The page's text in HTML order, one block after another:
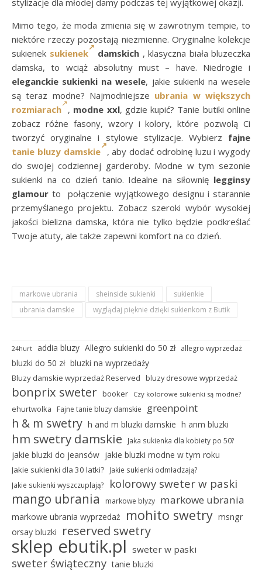
Mimo tego, że moda zmienia się w zawrotnym tempie, to
niektóre rzeczy pozostają niezmienne. Oryginalne kolekcje
sukienek sukienek damskich , klasyczna biała bluzeczka
damska, to wciąż absolutny must – have. Niedrogie i
eleganckie sukienki na wesele, jakie sukienki na wesele
są teraz modne? Najmodniejsze ubrania w większych
rozmiarach , modne xxl, gdzie kupić? Tanie butiki online
zobacz różne fasony, wzory i kolory, które pozwolą Ci
tworzyć oryginalne i stylowe stylizacje. Wybierz fajne
tanie bluzy damskie
, aby dodać odrobinę luzu i wygody
do swojej codziennej garderoby. Modne w tym sezonie
sukienki na co dzień tanio. Idealne na siłownię legginsy
glamour to połączenie wyjątkowego designu i starannie
przemyślanego projektu. Zobacz szeroki wybór wysokiej
jakości bielizna damska, która nie tylko będzie podkreślać
Twoje atuty, ale także zapewni komfort na co dzień.
markowe ubrania sheinside sukienki
sukienkie
ubrania damskie
wyglądaj pięknie dzięki sukienkom z Butik
24hurt addia bluzy Allegro sukienki do 50 zł allegro wyprzedaż
bluzki do 50 zł bluzki na wyprzedaży
Bluzy damskie wyprzedaż Reserved bluzy dresowe wyprzedaż
bonprix sweter booker Czy kolorowe sukienki są modne?
ehurtwolka Fajne tanie bluzy damskie greenpoint
h & m swetry h and m bluzki damskie h anm bluzki
hm swetry damskie Jaka sukienka dla kobiety po 50?
jakie bluzki do jeansów jakie bluzki modne w tym roku
Jakie sukienki dla 30 latki?
Jakie sukienki odmładzają?
Jakie sukienki wyszczuplają?
kolorowy sweter w paski
mango ubrania markowe blyzy markowe ubrania
markowe ubrania wyprzedaż mohito swetry msngr
orsay bluzki
reserved swetry
sklep ebutik.pl sweter w paski
sweter świąteczny tanie bluzki